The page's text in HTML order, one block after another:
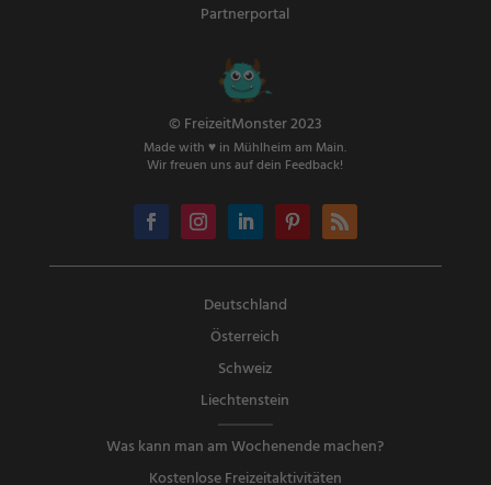
Partnerportal
© FreizeitMonster 2023
Made with ♥ in Mühlheim am Main.
Wir freuen uns auf dein Feedback!
Deutschland
Österreich
Schweiz
Liechtenstein
Was kann man am Wochenende machen?
Kostenlose Freizeitaktivitäten